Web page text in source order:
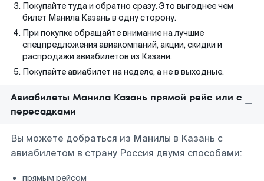
Покупайте туда и обратно сразу. Это выгоднее чем
билет Манила Казань в одну сторону.
При покупке обращайте внимание на лучшие
спецпредложения авиакомпаний, акции, скидки и
распродажи авиабилетов из Казани.
Покупайте авиабилет на неделе, а не в выходные.
Авиабилеты Манила Казань прямой рейс или с
пересадками
Вы можете добраться из Манилы в Казань с
авиабилетом в страну Россия двумя способами:
прямым рейсом